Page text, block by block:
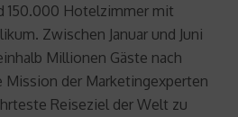
150.000 Hotelzimmer mit
Zwischen Januar und Juni
Millionen Gäste nach
Mission der Marketingexperten
Reiseziel der Welt zu